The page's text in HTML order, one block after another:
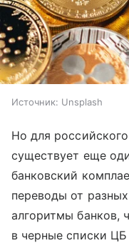
Источник: Unsplash
Но для
существует еще
банковский
переводы от
алгоритмы банков,
в черные списки